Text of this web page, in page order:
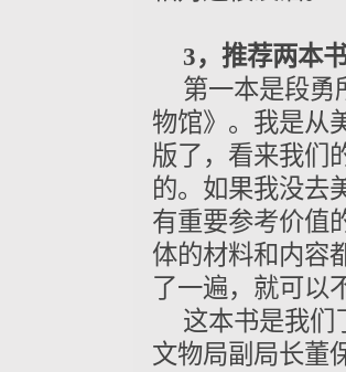
3，推荐两本
第一本是段勇
物馆》。我是从
版了，看来我们
的。如果我没去
有重要参考价值
体的材料和内容
了一遍，就可以
这本书是我们
文物局副局长董